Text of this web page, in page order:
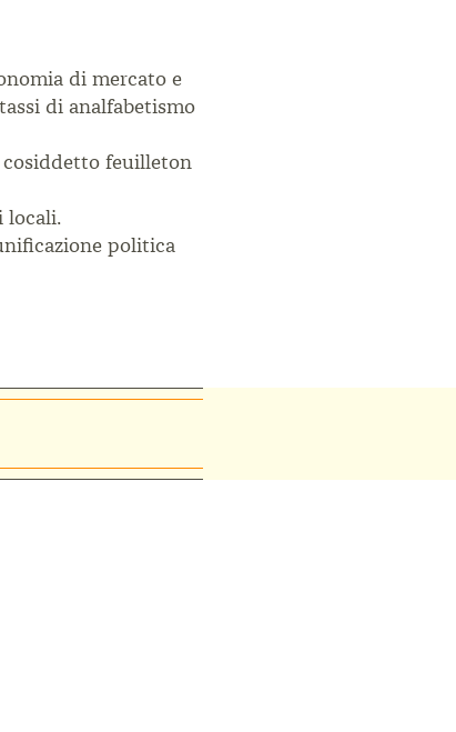
di mercato e
di analfabetismo
cosiddetto feuilleton
locali.
politica